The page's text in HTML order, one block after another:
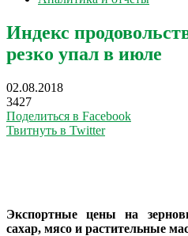
Индекс
резко упал в июле
02.08.2018
3427
Поделиться в Facebook
Твитнуть в Twitter
Экспортные цены на
сахар, мясо и растительные